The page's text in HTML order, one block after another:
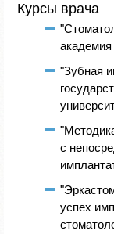
Курсы врача
академия
"Зубная
с
успех